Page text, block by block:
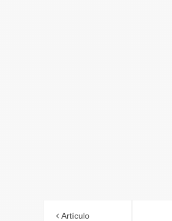
Artículo